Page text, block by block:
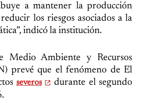
a mantener la producción
los riesgos asociados a la
indicó la institución.
Medio Ambiente y Recursos
prevé que el fenómeno de El
severos
durante el segundo